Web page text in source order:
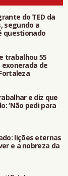
do TED da
segundo a
questionado
trabalhou 55
de
e diz que
‘Não pedi para
lições eternas
e a nobreza da